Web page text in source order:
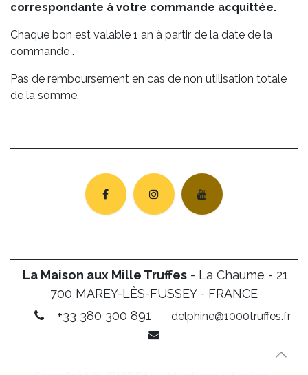
correspondante à votre commande acquittée.
Chaque bon est valable 1 an à partir de la date de la
commande .
Pas de remboursement en cas de non utilisation totale
de la somme.
La Maison aux Mille Truffes - La Chaume - 21
700 MAREY-LÈS-FUSSEY - FRANCE
+33 380 300 891
delphine@1000truffes.fr